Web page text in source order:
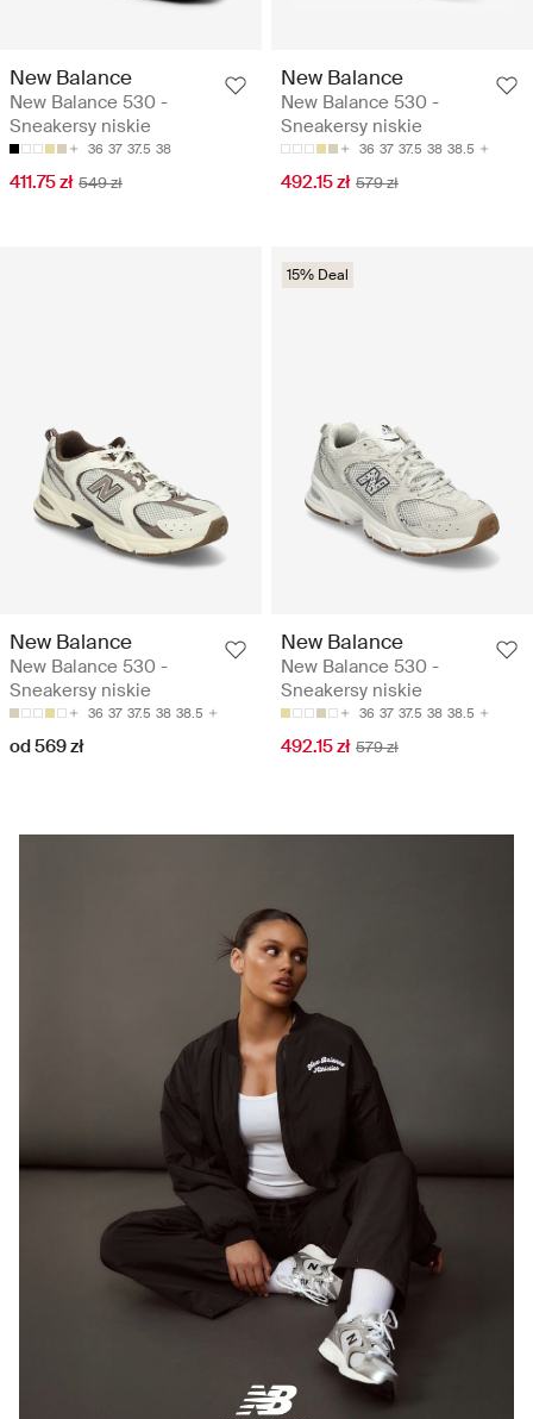
New Balance
New Balance 530 -
Sneakersy niskie
36 37 37.5 38
411.75 zł 549 zł
New Balance
New Balance 530 -
Sneakersy niskie
36 37 37.5 38 38.5
492.15 zł 579 zł
New Balance
New Balance 530 -
Sneakersy niskie
36 37 37.5 38 38.5
od 569 zł
15% Deal
New Balance
New Balance 530 -
Sneakersy niskie
36 37 37.5 38 38.5
492.15 zł 579 zł